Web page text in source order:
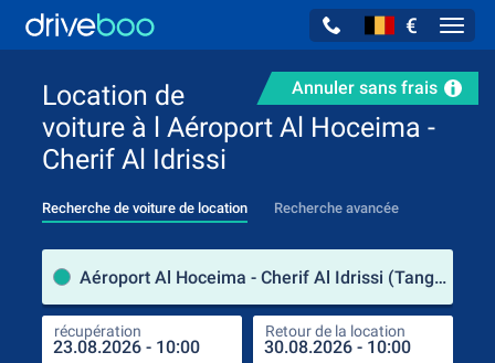
€
Annuler sans frais
Location de
voiture à l Aéroport Al Hoceima -
Cherif Al Idrissi
Recherche de voiture de location Recherche avancée
Aéroport Al Hoceima - Cherif Al Idrissi (Tanger-Tétouan-Al Hoceïma / Maroc)
récupération Retour de la location